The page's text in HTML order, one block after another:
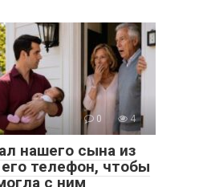
0 4
нашего сына из
телефон, чтобы
с ним